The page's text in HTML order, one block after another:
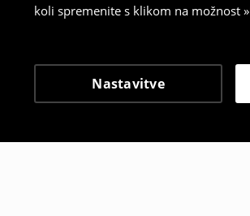
koli spremenite s klikom na možnost
Nastavitve